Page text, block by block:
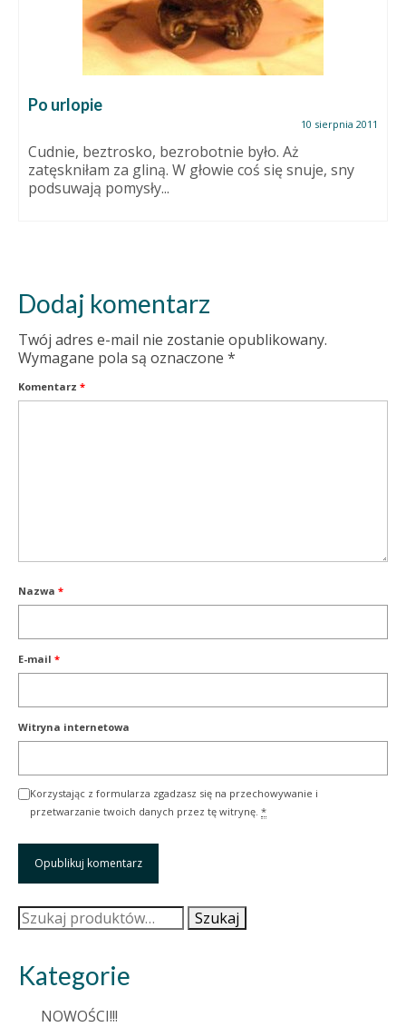
Po urlopie
10 sierpnia 2011
Cudnie, beztrosko, bezrobotnie było. Aż
zatęskniłam za gliną. W głowie coś się snuje, sny
podsuwają pomysły...
Dodaj komentarz
Twój adres e-mail nie zostanie opublikowany.
Wymagane pola są oznaczone *
Komentarz *
Nazwa *
E-mail *
Witryna internetowa
Korzystając z formularza zgadzasz się na przechowywanie i
przetwarzanie twoich danych przez tę witrynę. *
Szukaj: Szukaj
Kategorie
NOWOŚCI!!!